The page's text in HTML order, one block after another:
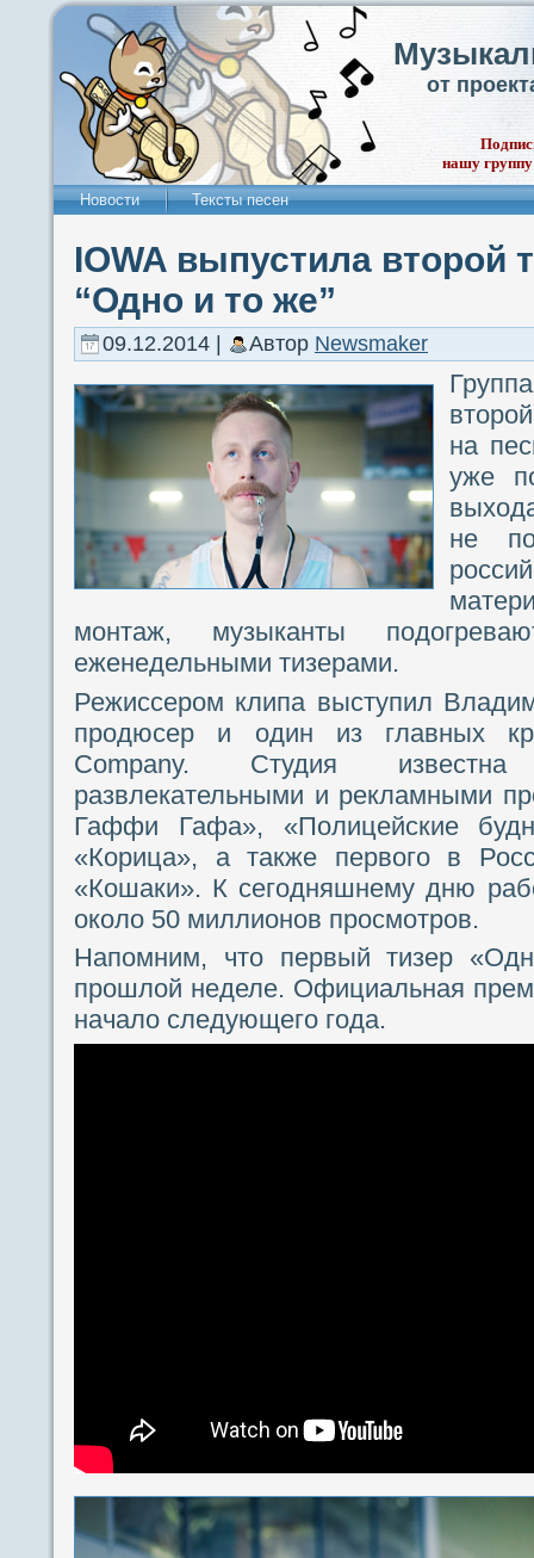
от
нашу
Новости Тексты песен
IOWA выпустила второй
“Одно и то же”
09.12.2014 | Автор Newsmaker
на
уже
не
монтаж, музыканты
еженедельными тизерами.
Режиссером клипа выступил
продюсер и один из главных
Company. Студия
развлекательными и рекламными
Гаффи Гафа», «Полицейские
«Корица», а также первого в
«Кошаки». К сегодняшнему дню
около 50 миллионов просмотров.
Напомним, что первый тизер
прошлой неделе. Официальная
начало следующего года.